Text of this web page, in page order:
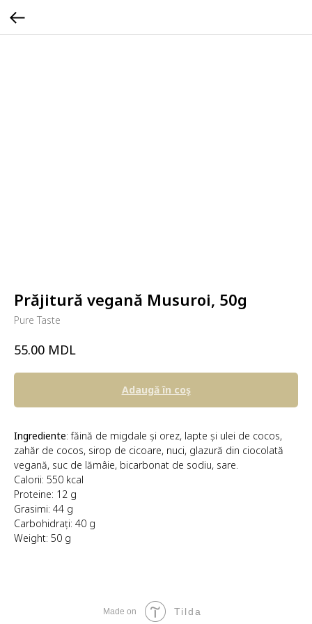
Prăjitură vegană Musuroi, 50g
Pure Taste
55.00 MDL
Adaugă în coş
Ingrediente: făină de migdale și orez, lapte și ulei de cocos,
zahăr de cocos, sirop de cicoare, nuci, glazură din ciocolată
vegană, suc de lămâie, bicarbonat de sodiu, sare.
Calorii: 550 kcal
Proteine: 12 g
Grasimi: 44 g
Carbohidrați: 40 g
Weight: 50 g
Made on Tilda